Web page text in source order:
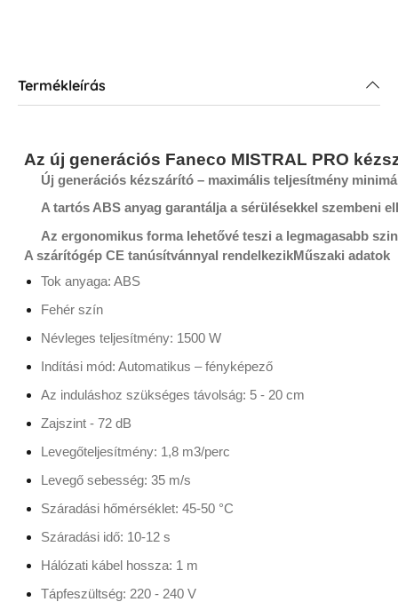
Termékleírás
Az új generációs Faneco MISTRAL PRO
Új generációs kézszárító – maximális teljesítmény
A tartós ABS anyag garantálja a sérülésekkel szembeni
Az ergonomikus forma lehetővé teszi a legmagasabb
A szárítógép CE tanúsítvánnyal rendelkezikMűszaki adatok
Tok anyaga: ABS
Fehér szín
Névleges teljesítmény: 1500 W
Indítási mód: Automatikus – fényképező
Az induláshoz szükséges távolság: 5 - 20 cm
Zajszint - 72 dB
Levegőteljesítmény: 1,8 m3/perc
Levegő sebesség: 35 m/s
Száradási hőmérséklet: 45-50 °C
Száradási idő: 10-12 s
Hálózati kábel hossza: 1 m
Tápfeszültség: 220 - 240 V